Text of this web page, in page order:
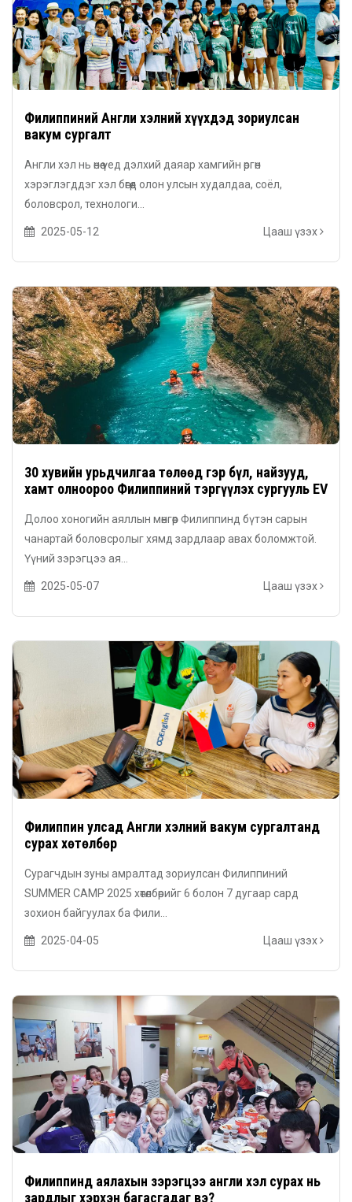
Филиппиний Англи хэлний хүүхдэд зориулсан
вакум сургалт
Англи хэл нь өнөө үед дэлхий даяар хамгийн өргөн
хэрэглэгддэг хэл бөгөөд олон улсын худалдаа, соёл,
боловсрол, технологи...
2025-05-12 Цааш үзэх
30 хувийн урьдчилгаа төлөөд гэр бүл, найзууд,
хамт олноороо Филиппиний тэргүүлэх сургууль EV
боломжтой
Долоо хоногийн аяллын мөнгөөр Филиппинд бүтэн сарын
чанартай боловсролыг хямд зардлаар авах боломжтой.
Үүний зэрэгцээ ая...
2025-05-07 Цааш үзэх
Филиппин улсад Англи хэлний вакум сургалтанд
сурах хөтөлбөр
Сурагчдын зуны амралтад зориулсан Филиппиний
SUMMER CAMP 2025 хөтөлбөрийг 6 болон 7 дугаар сард
зохион байгуулах ба Фили...
2025-04-05 Цааш үзэх
Филиппинд аялахын зэрэгцээ англи хэл сурах нь
зардлыг хэрхэн багасгадаг вэ?